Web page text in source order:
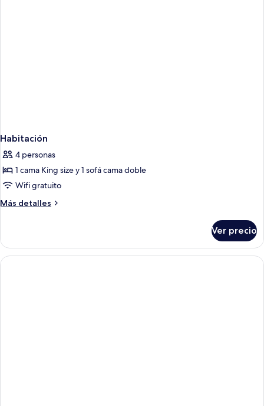
Habitación
4 personas
1 cama King size y 1 sofá cama doble
Wifi gratuito
Más detalles
Más
Ver precio